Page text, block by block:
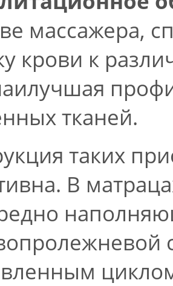
массажера,
крови к
тканей.
таких
В